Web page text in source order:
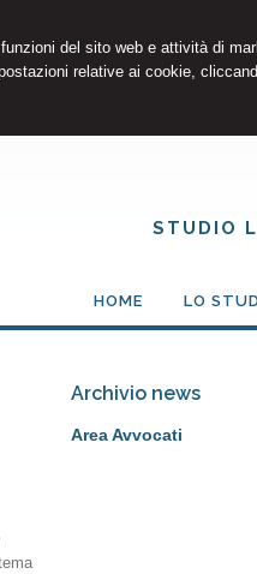
del sito web e attività di
relative ai cookie,
STUDIO
HOME LO
Archivio news
Area Avvocati